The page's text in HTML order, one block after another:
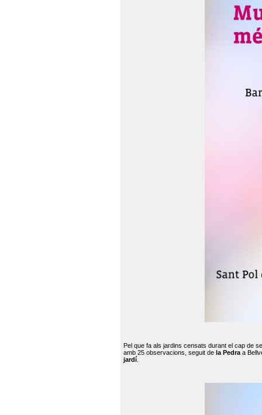
Pel que fa als jardins censats durant el cap de
amb 25 observacions, seguit de la Pedra a
jardí